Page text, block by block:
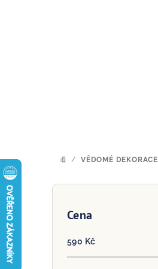
DOMŮ
/ VĚDOMÉ DEKORACE
P
Cena
590 Kč